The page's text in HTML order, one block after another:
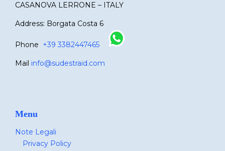
CASANOVA LERRONE – ITALY
Address: Borgata Costa 6
Phone +39 3382447465
Mail info@sudestraid.com
Menu
Note Legali
Privacy Policy